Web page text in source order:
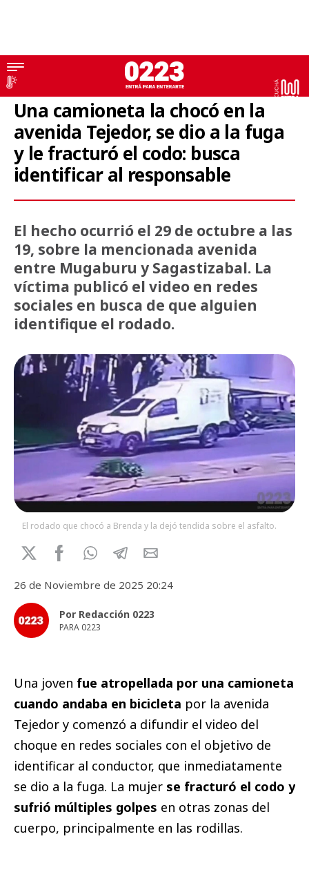
Video
Una camioneta la chocó en la
avenida Tejedor, se dio a la fuga
y le fracturó el codo: busca
identificar al responsable
El hecho ocurrió el 29 de octubre a las
19, sobre la mencionada avenida
entre Mugaburu y Sagastizabal. La
víctima publicó el video en redes
sociales en busca de que alguien
identifique el rodado.
El rodado que chocó a Brenda y la dejó tendida sobre el asfalto.
26 de Noviembre de 2025 20:24
Por Redacción 0223
PARA 0223
Una joven fue atropellada por una camioneta
cuando andaba en bicicleta por la avenida
Tejedor y comenzó a difundir el video del
choque en redes sociales con el objetivo de
identificar al conductor, que inmediatamente
se dio a la fuga. La mujer se fracturó el codo y
sufrió múltiples golpes en otras zonas del
cuerpo, principalmente en las rodillas.